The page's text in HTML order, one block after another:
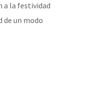
a la festividad
de un modo